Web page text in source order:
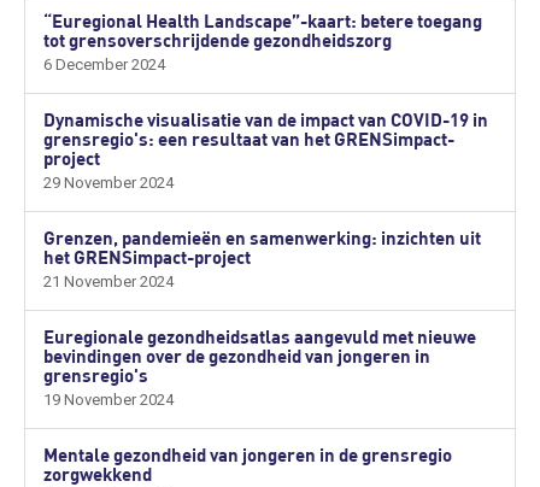
“Euregional Health Landscape”-kaart: betere toegang
tot grensoverschrijdende gezondheidszorg
6 December 2024
Dynamische visualisatie van de impact van COVID-19 in
grensregio's: een resultaat van het GRENSimpact-
project
29 November 2024
Grenzen, pandemieën en samenwerking: inzichten uit
het GRENSimpact-project
21 November 2024
Euregionale gezondheidsatlas aangevuld met nieuwe
bevindingen over de gezondheid van jongeren in
grensregio's
19 November 2024
Mentale gezondheid van jongeren in de grensregio
zorgwekkend